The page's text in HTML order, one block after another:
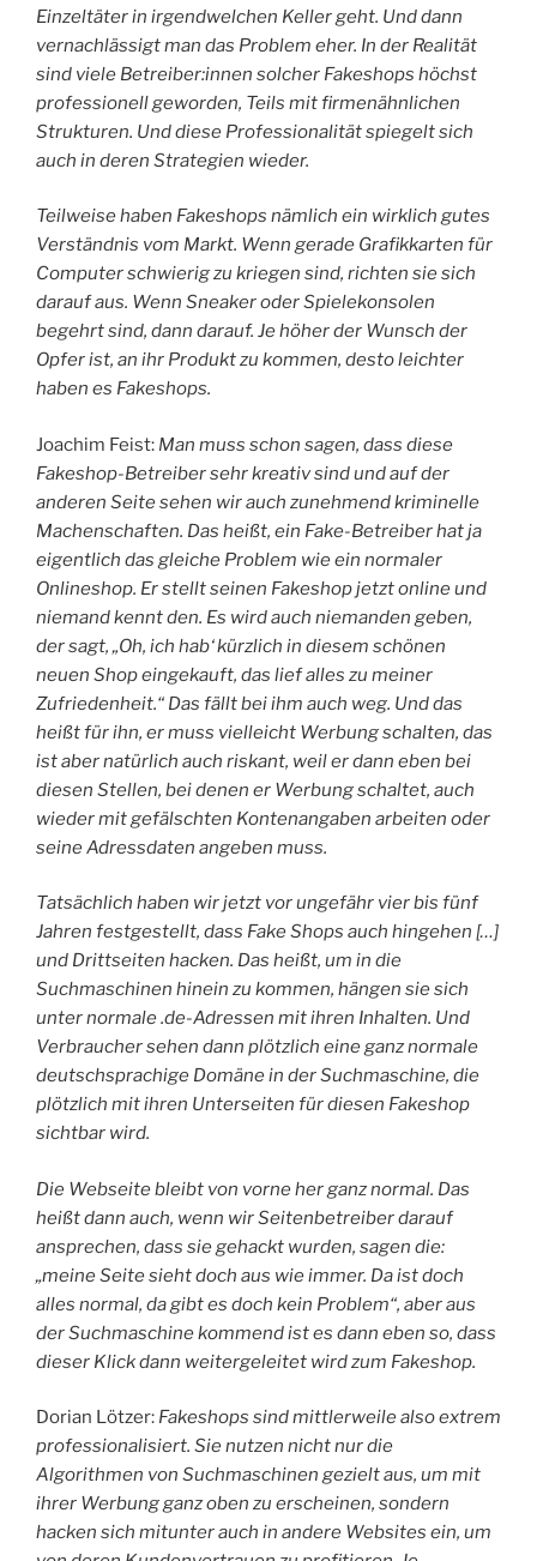
Einzeltäter in irgendwelchen Keller geht. Und dann
vernachlässigt man das Problem eher. In der Realität
sind viele Betreiber:innen solcher Fakeshops höchst
professionell geworden, Teils mit firmenähnlichen
Strukturen. Und diese Professionalität spiegelt sich
auch in deren Strategien wieder.
Teilweise haben Fakeshops nämlich ein wirklich gutes
Verständnis vom Markt. Wenn gerade Grafikkarten für
Computer schwierig zu kriegen sind, richten sie sich
darauf aus. Wenn Sneaker oder Spielekonsolen
begehrt sind, dann darauf. Je höher der Wunsch der
Opfer ist, an ihr Produkt zu kommen, desto leichter
haben es Fakeshops.
Joachim Feist: Man muss schon sagen, dass diese
Fakeshop-Betreiber sehr kreativ sind und auf der
anderen Seite sehen wir auch zunehmend kriminelle
Machenschaften. Das heißt, ein Fake-Betreiber hat ja
eigentlich das gleiche Problem wie ein normaler
Onlineshop. Er stellt seinen Fakeshop jetzt online und
niemand kennt den. Es wird auch niemanden geben,
der sagt, „Oh, ich hab‘ kürzlich in diesem schönen
neuen Shop eingekauft, das lief alles zu meiner
Zufriedenheit.“ Das fällt bei ihm auch weg. Und das
heißt für ihn, er muss vielleicht Werbung schalten, das
ist aber natürlich auch riskant, weil er dann eben bei
diesen Stellen, bei denen er Werbung schaltet, auch
wieder mit gefälschten Kontenangaben arbeiten oder
seine Adressdaten angeben muss.
Tatsächlich haben wir jetzt vor ungefähr vier bis fünf
Jahren festgestellt, dass Fake Shops auch hingehen […]
und Drittseiten hacken. Das heißt, um in die
Suchmaschinen hinein zu kommen, hängen sie sich
unter normale .de-Adressen mit ihren Inhalten. Und
Verbraucher sehen dann plötzlich eine ganz normale
deutschsprachige Domäne in der Suchmaschine, die
plötzlich mit ihren Unterseiten für diesen Fakeshop
sichtbar wird.
Die Webseite bleibt von vorne her ganz normal. Das
heißt dann auch, wenn wir Seitenbetreiber darauf
ansprechen, dass sie gehackt wurden, sagen die:
„meine Seite sieht doch aus wie immer. Da ist doch
alles normal, da gibt es doch kein Problem“, aber aus
der Suchmaschine kommend ist es dann eben so, dass
dieser Klick dann weitergeleitet wird zum Fakeshop.
Dorian Lötzer: Fakeshops sind mittlerweile also extrem
professionalisiert. Sie nutzen nicht nur die
Algorithmen von Suchmaschinen gezielt aus, um mit
ihrer Werbung ganz oben zu erscheinen, sondern
hacken sich mitunter auch in andere Websites ein, um